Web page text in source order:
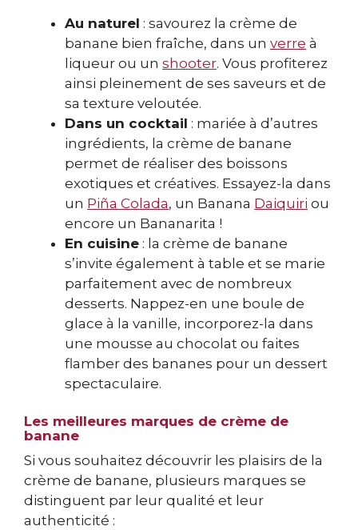
Au naturel : savourez la crème de
banane bien fraîche, dans un verre à
liqueur ou un shooter. Vous profiterez
ainsi pleinement de ses saveurs et de
sa texture veloutée.
Dans un cocktail : mariée à d’autres
ingrédients, la crème de banane
permet de réaliser des boissons
exotiques et créatives. Essayez-la dans
un Piña Colada, un Banana Daiquiri ou
encore un Bananarita !
En cuisine : la crème de banane
s’invite également à table et se marie
parfaitement avec de nombreux
desserts. Nappez-en une boule de
glace à la vanille, incorporez-la dans
une mousse au chocolat ou faites
flamber des bananes pour un dessert
spectaculaire.
Les meilleures marques de crème de
banane
Si vous souhaitez découvrir les plaisirs de la
crème de banane, plusieurs marques se
distinguent par leur qualité et leur
authenticité :